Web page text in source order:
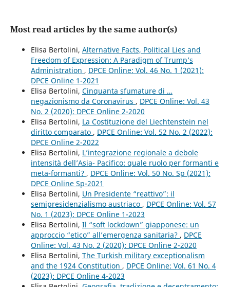
Most read articles by the same author(s)
Elisa Bertolini, Alternative Facts, Political Lies and
Freedom of Expression: A Paradigm of Trump’s
Administration , DPCE Online: Vol. 46 No. 1 (2021):
DPCE Online 1-2021
Elisa Bertolini, Cinquanta sfumature di …
negazionismo da Coronavirus , DPCE Online: Vol. 43
No. 2 (2020): DPCE Online 2-2020
Elisa Bertolini, La Costituzione del Liechtenstein nel
diritto comparato , DPCE Online: Vol. 52 No. 2 (2022):
DPCE Online 2-2022
Elisa Bertolini, L’integrazione regionale a debole
intensità dell’Asia- Pacifico: quale ruolo per formanti e
meta-formanti? , DPCE Online: Vol. 50 No. Sp (2021):
DPCE Online Sp-2021
Elisa Bertolini, Un Presidente “reattivo”: il
semipresidenzialismo austriaco , DPCE Online: Vol. 57
No. 1 (2023): DPCE Online 1-2023
Elisa Bertolini, Il “soft lockdown” giapponese: un
approccio “etico” all’emergenza sanitaria? , DPCE
Online: Vol. 43 No. 2 (2020): DPCE Online 2-2020
Elisa Bertolini, The Turkish military exceptionalism
and the 1924 Constitution , DPCE Online: Vol. 61 No. 4
(2023): DPCE Online 4-2023